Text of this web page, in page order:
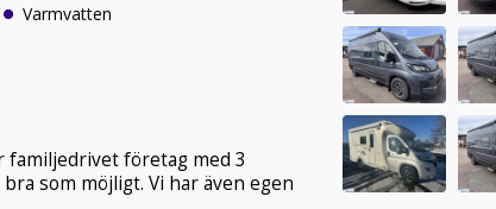
Varmvatten
familjedrivet företag med 3
som möjligt. Vi har även egen